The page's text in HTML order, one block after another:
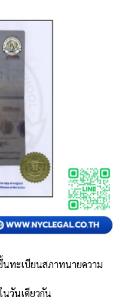
นทะเบียนสภาทนายความ
นวันเดียวกัน